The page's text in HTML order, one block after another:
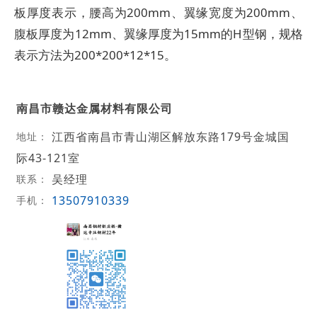
板厚度表示，腰高为200mm、翼缘宽度为200mm、
腹板厚度为12mm、翼缘厚度为15mm的H型钢，规格
表示方法为200*200*12*15。
南昌市赣达金属材料有限公司
地址：
江西省南昌市青山湖区解放东路179号金城国
际43-121室
联系： 吴经理
手机： 13507910339